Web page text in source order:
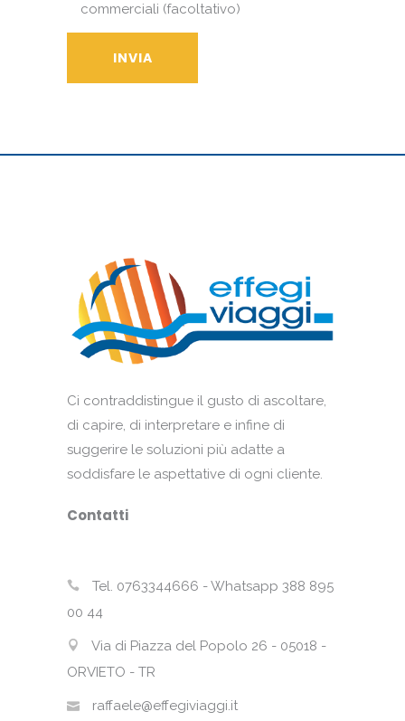
commerciali (facoltativo)
Ci contraddistingue il gusto di ascoltare,
di capire, di interpretare e infine di
suggerire le soluzioni più adatte a
soddisfare le aspettative di ogni cliente.
Contatti
Tel. 0763344666 - Whatsapp 388 895
00 44
Via di Piazza del Popolo 26 - 05018 -
ORVIETO - TR
raffaele@effegiviaggi.it